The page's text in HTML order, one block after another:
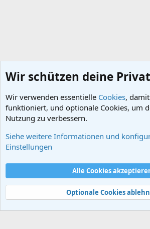
Geschichtsmedien und Literatur
Nutzungsbedingungen
Hilfe und Impressum
Start
R
S
Community platform by XenForo® © 2010-2024
Wir schützen deine
Wir verwenden essentielle Cookies,
funktioniert, und optionale Cookies, um
Nutzung zu verbessern.
Siehe weitere Informationen und
Einstellungen
Alle Cookies
Optionale Cookies